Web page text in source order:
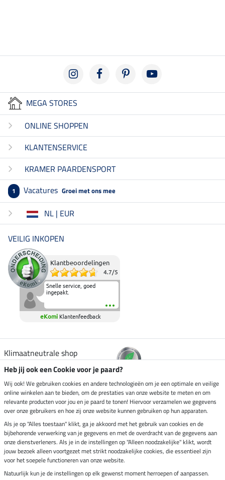
MEGA STORES
ONLINE SHOPPEN
KLANTENSERVICE
KRAMER PAARDENSPORT
1 Vacatures Groei met ons mee
NL | EUR
VEILIG INKOPEN
Klantbeoordelingen
4.7/5
Snelle service, goed
ingepakt.
eKomi Klantenfeedback
Klimaatneutrale shop
Verzending per
Veilig betalen met
Impressum
Heb jij ook een Cookie voor je paard?
Wij ook! We gebruiken cookies en andere technologieën om je een optimale en veilige
online winkelen aan te bieden, om de prestaties van onze website te meten en om
relevante producten voor jou en je paard te tonen! Hiervoor verzamelen we gegevens
over onze gebruikers en hoe zij onze website kunnen gebruiken op hun apparaten.
Als je op "Alles toestaan" klikt, ga je akkoord met het gebruik van cookies en de
bijbehorende verwerking van je gegevens en met de overdracht van de gegevens aan
onze dienstverleners. Als je in de instellingen op "Alleen noodzakelijke" klikt, wordt
jouw bezoek alleen voortgezet met strikt noodzakelijke cookies, die essentieel zijn
voor het soepele functioneren van onze website.
Natuurlijk kun je de instellingen op elk gewenst moment herroepen of aanpassen.